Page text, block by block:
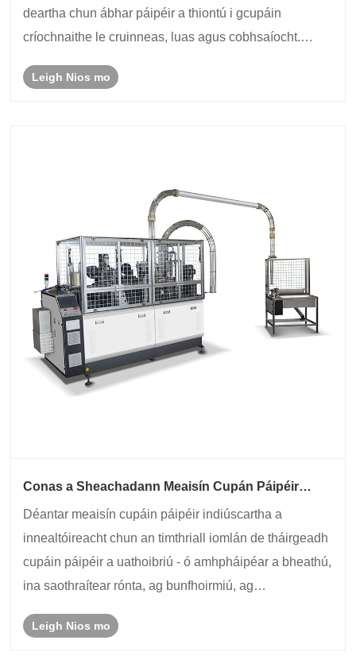
deartha chun ábhar páipéir a thiontú i gcupáin
críochnaithe le cruinneas, luas agus cobhsaíocht.
punching bun, knurling bun, tlú, agus cruachta
Leigh Nios mo
Conas a Sheachadann Meaisín Cupán Páipéir
don Todhchaí?
Déantar meaisín cupáin páipéir indiúscartha a
innealtóireacht chun an timthriall iomlán de tháirgeadh
cupáin páipéir a uathoibriú - ó amhpháipéar a bheathú,
ina saothraítear rónta, ag bunfhoirmiú, ag
urscaoileadh cupán deiridh. Comhtháthaíonn sé
Leigh Nios mo